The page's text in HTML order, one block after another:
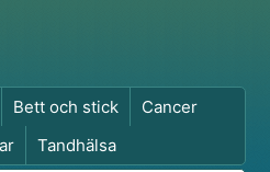
Bett och stick
Cancer
Tandhälsa